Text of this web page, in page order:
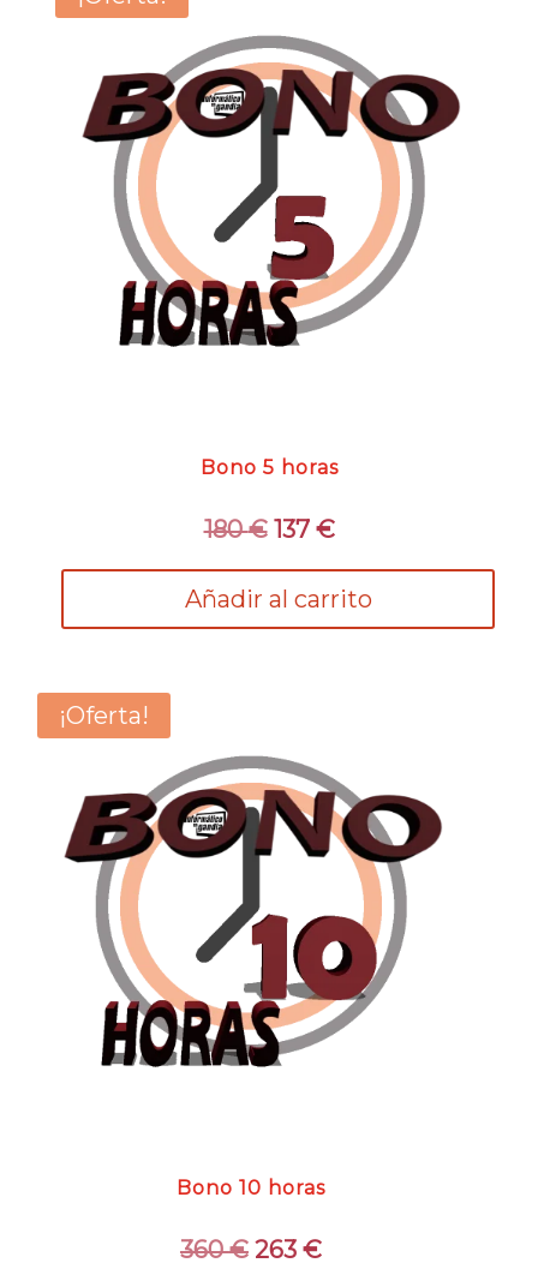
Bono 5 horas
180€ El
original
era:
137 €El
actual
es:
Añadir al carrito
¡Oferta!
Bono 10 horas
360€ El
263 €El